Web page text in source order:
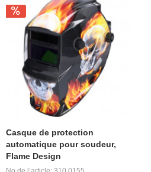
Casque de protection
automatique pour soudeur,
Flame Design